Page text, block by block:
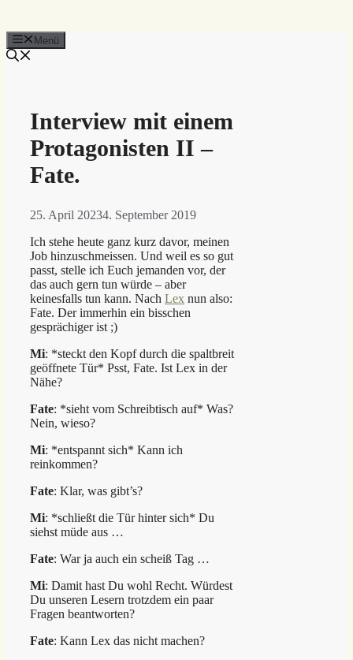
Menü
Interview mit einem
Protagonisten II –
Fate.
25. April 20234. September 2019
Ich stehe heute ganz kurz davor, meinen
Job hinzuschmeissen. Und weil es so gut
passt, stelle ich Euch jemanden vor, der
das auch gern tun würde – aber
keinesfalls tun kann. Nach Lex nun also:
Fate. Der immerhin ein bisschen
gesprächiger ist ;)
Mi: *steckt den Kopf durch die spaltbreit
geöffnete Tür* Psst, Fate. Ist Lex in der
Nähe?
Fate: *sieht vom Schreibtisch auf* Was?
Nein, wieso?
Mi: *entspannt sich* Kann ich
reinkommen?
Fate: Klar, was gibt’s?
Mi: *schließt die Tür hinter sich* Du
siehst müde aus …
Fate: War ja auch ein scheiß Tag …
Mi: Damit hast Du wohl Recht. Würdest
Du unseren Lesern trotzdem ein paar
Fragen beantworten?
Fate: Kann Lex das nicht machen?